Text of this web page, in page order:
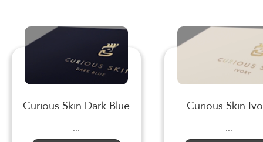
Curious Skin Dark Blue
...
Curious Skin
...